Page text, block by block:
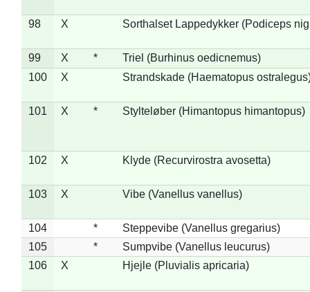
98 X Sorthalset Lappedykker (Podiceps
99 X *
Triel (Burhinus oedicnemus)
100
X Strandskade (Haematopus
101 X * Stylteløber (Himantopus himantopus)
102 X Klyde (Recurvirostra avosetta)
103 X Vibe (Vanellus vanellus)
104 *
Steppevibe (Vanellus gregarius)
105
*
Sumpvibe (Vanellus leucurus)
106
X Hjejle (Pluvialis apricaria)